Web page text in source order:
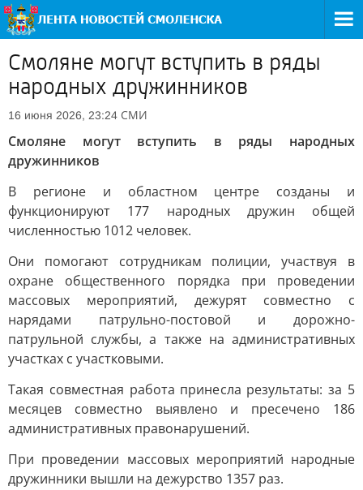
Смоляне могут вступить в ряды
народных дружинников
16 июня 2026, 23:24 СМИ
Смоляне могут вступить в ряды народных
дружинников
В регионе и областном центре созданы и
функционируют 177 народных дружин общей
численностью 1012 человек.
Они помогают сотрудникам полиции, участвуя в
охране общественного порядка при проведении
массовых мероприятий, дежурят совместно с
нарядами патрульно-постовой и дорожно-
патрульной службы, а также на административных
участках с участковыми.
Такая совместная работа принесла результаты: за 5
месяцев совместно выявлено и пресечено 186
административных правонарушений.
При проведении массовых мероприятий народные
дружинники вышли на дежурство 1357 раз.